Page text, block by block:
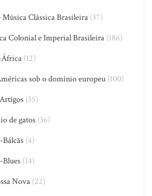
Clássica Brasileira (37)
Colonial e Imperial Brasileira (186)
(12)
sob o domínio europeu(100)
(35)
de gatos (36)
-Bálcãs(4)
-Blues(14)
Nova (22)